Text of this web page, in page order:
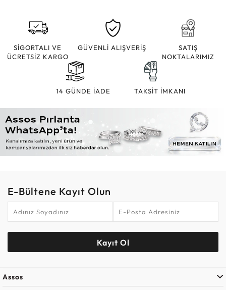
SİGORTALI VE
ÜCRETSİZ KARGO
GÜVENLİ ALIŞVERİŞ
SATIŞ
NOKTALARIMIZ
14 GÜNDE İADE TAKSİT İMKANI
E-Bültene Kayıt Olun
Kayıt Ol
Assos